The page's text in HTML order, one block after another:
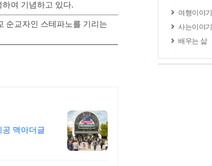
하여 기념하고 있다.
순교자인 스테파노를 기리는
공 맥아더글
여행이야기
사는이야기
배우는 삶